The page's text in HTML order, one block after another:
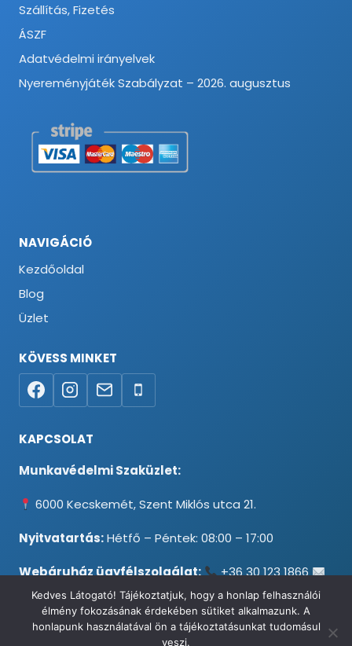
Szállítás, Fizetés
ÁSZF
Adatvédelmi irányelvek
Nyereményjáték Szabályzat – 2026. augusztus
NAVIGÁCIÓ
Kezdőoldal
Blog
Üzlet
KÖVESS MINKET
KAPCSOLAT
Munkavédelmi Szaküzlet:
6000 Kecskemét, Szent Miklós utca 21.
Nyitvatartás:Hétfő – Péntek: 08:00 – 17:00
Webáruház ügyfélszolgálat:
+36 30 123 1866
info@testpancel.hu
Kedves Látogató! Tájékoztatjuk, hogy a honlap felhasználói
élmény fokozásának érdekében sütiket alkalmazunk. A
honlapunk használatával ön a tájékoztatásunkat tudomásul
veszi.